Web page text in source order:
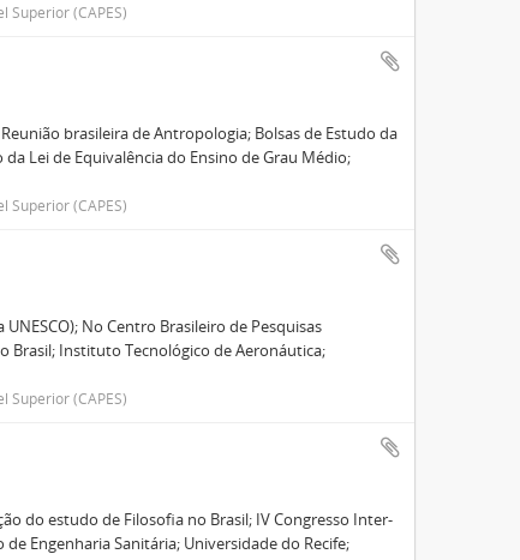
Superior (CAPES)
brasileira de Antropologia; Bolsas de Estudo da
Lei de Equivalência do Ensino de Grau Médio;
Superior (CAPES)
No Centro Brasileiro de Pesquisas
Brasil; Instituto Tecnológico de Aeronáutica;
Superior (CAPES)
do estudo de Filosofia no Brasil; IV Congresso Inter-
Engenharia Sanitária; Universidade do Recife;